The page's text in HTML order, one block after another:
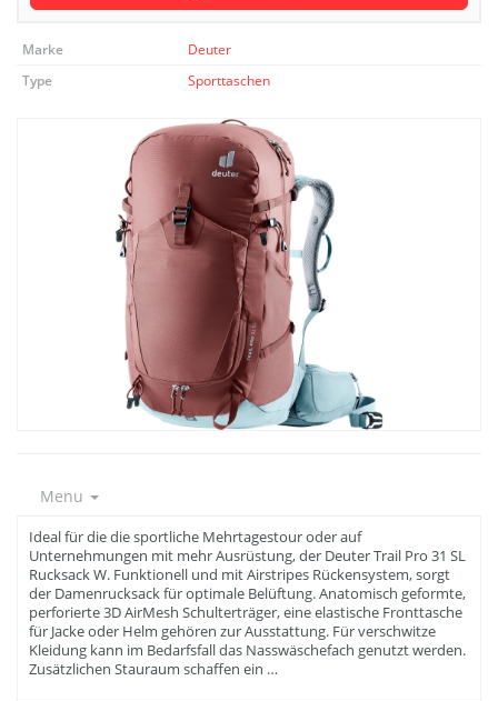
Marke
Deuter
Type
Sporttaschen
Menu
Ideal für die die sportliche Mehrtagestour oder auf
Unternehmungen mit mehr Ausrüstung, der Deuter Trail Pro 31 SL
Rucksack W. Funktionell und mit Airstripes Rückensystem, sorgt
der Damenrucksack für optimale Belüftung. Anatomisch geformte,
perforierte 3D AirMesh Schulterträger, eine elastische Fronttasche
für Jacke oder Helm gehören zur Ausstattung. Für verschwitze
Kleidung kann im Bedarfsfall das Nasswäschefach genutzt werden.
Zusätzlichen Stauraum schaffen ein …